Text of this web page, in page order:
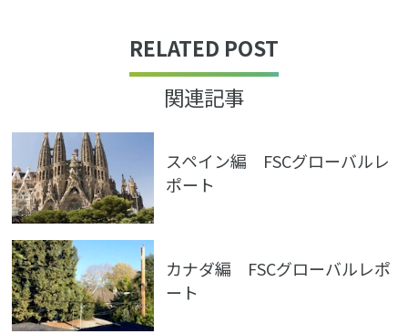
RELATED POST
関連記事
スペイン編 FSCグローバルレ
ポート
カナダ編 FSCグローバルレポ
ート